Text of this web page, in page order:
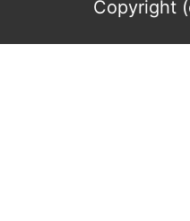
Copyright